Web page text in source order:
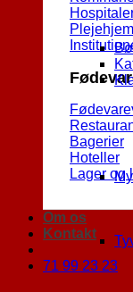
Plejehjem
Bagerier
Hoteller
Lager og
Om os
Kontakt
71 99 23 23